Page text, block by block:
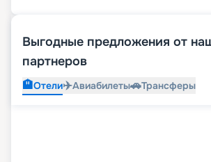
Выгодные предложения от
партнеров
🏨Отели✈️Авиабилеты🚗Трансферы